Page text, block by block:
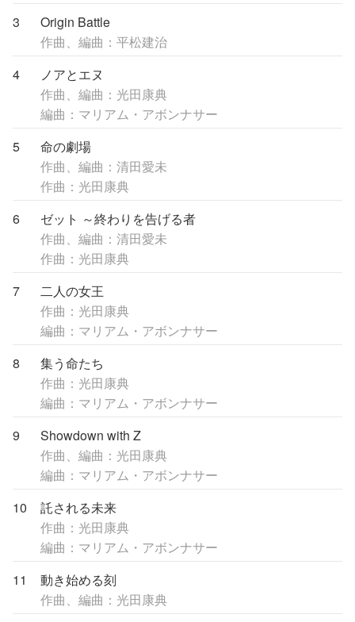
3
Origin Battle
作曲、編曲：平松建治
4
ノアとエヌ
作曲、編曲：光田康典
編曲：マリアム・アボンナサー
5
命の劇場
作曲、編曲：清田愛未
作曲：光田康典
6
ゼット ～終わりを告げる者
作曲、編曲：清田愛未
作曲：光田康典
7
二人の女王
作曲：光田康典
編曲：マリアム・アボンナサー
8
集う命たち
作曲：光田康典
編曲：マリアム・アボンナサー
9
Showdown with Z
作曲、編曲：光田康典
編曲：マリアム・アボンナサー
10
託される未来
作曲：光田康典
編曲：マリアム・アボンナサー
11
動き始める刻
作曲、編曲：光田康典